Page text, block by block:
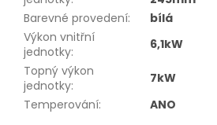
Barevné provedení:
bílá
Výkon vnitřní
jednotky:
6,1kW
Topný výkon
jednotky:
7kW
Temperování: ANO